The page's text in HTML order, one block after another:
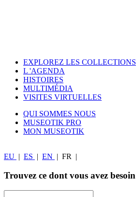
EXPLOREZ LES COLLECTIONS
L 'AGENDA
HISTOIRES
MULTIMÉDIA
VISITES VIRTUELLES
QUI SOMMES NOUS
MUSEOTIK PRO
MON MUSEOTIK
EU ES EN FR
Trouvez ce dont vous avez besoin